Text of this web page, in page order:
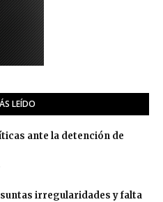
LEÍDO
ante la detención de
irregularidades y falta